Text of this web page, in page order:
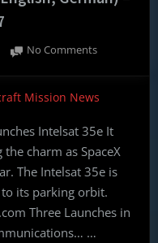
No Commentson
News
German)
–
06.07.17
Mission News
Intelsat 35e It
charm as SpaceX
The Intelsat 35e is
its parking orbit.
Three Launches in
…